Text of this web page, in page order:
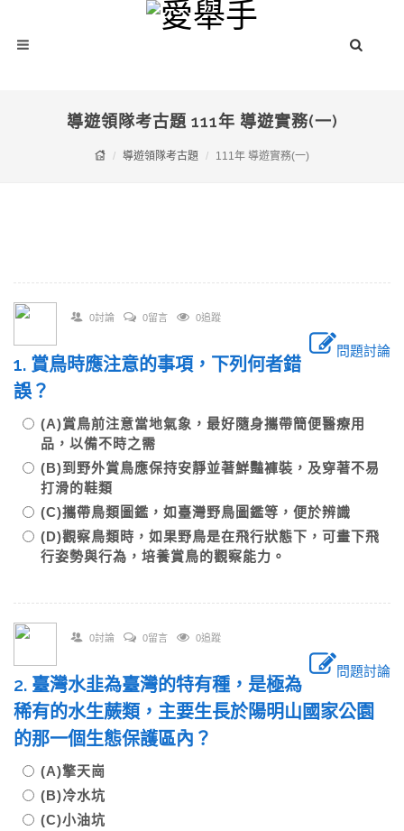
導遊領隊考古題 111年 導遊實務(一)
導遊領隊考古題 111年 導遊實務(一)
0討論 0留言 0追蹤
問題討論
1. 賞鳥時應注意的事項，下列何者錯
誤？
(A)賞鳥前注意當地氣象，最好隨身攜帶簡便醫療用
品，以備不時之需
(B)到野外賞鳥應保持安靜並著鮮豔褲裝，及穿著不易
打滑的鞋類
(C)攜帶鳥類圖鑑，如臺灣野鳥圖鑑等，便於辨識
(D)觀察鳥類時，如果野鳥是在飛行狀態下，可畫下飛
行姿勢與行為，培養賞鳥的觀察能力。
0討論 0留言 0追蹤
問題討論
2. 臺灣水韭為臺灣的特有種，是極為
稀有的水生蕨類，主要生長於陽明山國家公園
的那一個生態保護區內？
(A)擎天崗
(B)冷水坑
(C)小油坑